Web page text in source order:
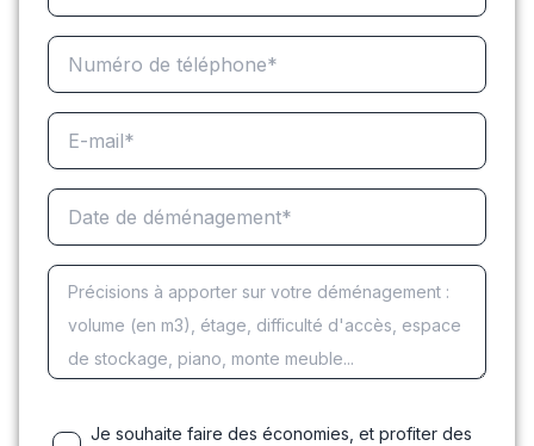
Je souhaite faire des économies, et profiter des